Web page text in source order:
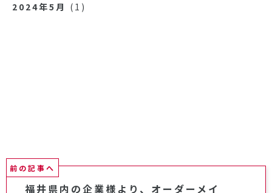
2024年5月 (1)
前の記事へ
福井県内の企業様より、オーダーメイ